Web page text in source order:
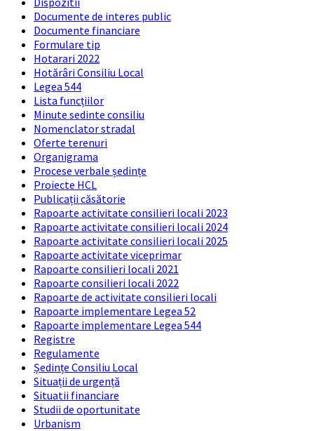
Documente de interes public
Documente financiare
Formulare tip
Hotarari 2022
Hotărâri Consiliu Local
Legea 544
Lista funcțiilor
Minute sedinte consiliu
Nomenclator stradal
Oferte terenuri
Organigrama
Procese verbale ședințe
Proiecte HCL
Publicații căsătorie
Rapoarte activitate consilieri locali 2023
Rapoarte activitate consilieri locali 2024
Rapoarte activitate consilieri locali 2025
Rapoarte activitate viceprimar
Rapoarte consilieri locali 2021
Rapoarte consilieri locali 2022
Rapoarte de activitate consilieri locali
Rapoarte implementare Legea 52
Rapoarte implementare Legea 544
Registre
Regulamente
Ședințe Consiliu Local
Situații de urgență
Situatii financiare
Studii de oportunitate
Urbanism